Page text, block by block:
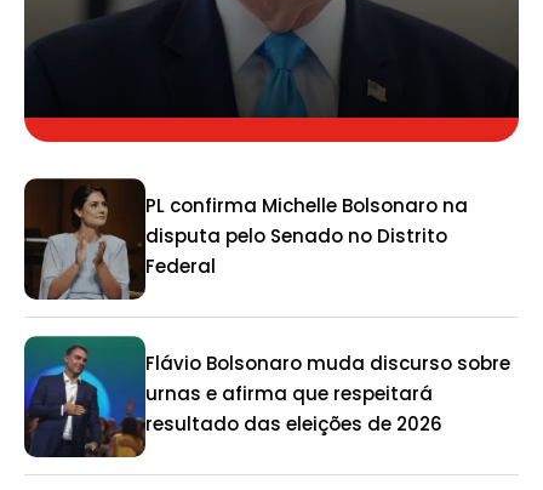
PL confirma Michelle Bolsonaro na
disputa pelo Senado no Distrito
Federal
Flávio Bolsonaro muda discurso sobre
urnas e afirma que respeitará
resultado das eleições de 2026